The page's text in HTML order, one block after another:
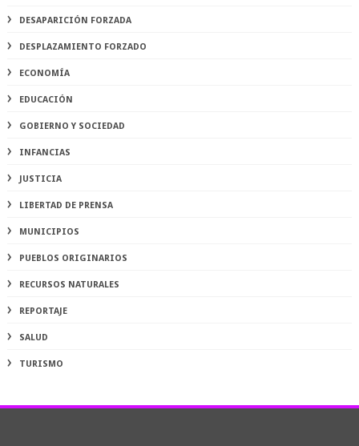
DESAPARICIÓN FORZADA
DESPLAZAMIENTO FORZADO
ECONOMÍA
EDUCACIÓN
GOBIERNO Y SOCIEDAD
INFANCIAS
JUSTICIA
LIBERTAD DE PRENSA
MUNICIPIOS
PUEBLOS ORIGINARIOS
RECURSOS NATURALES
REPORTAJE
SALUD
TURISMO